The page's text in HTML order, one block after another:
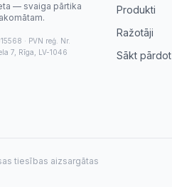
— svaiga pārtika
· PVN reģ. Nr.
7, Rīga, LV-1046
Produkti
Ražotāji
Sākt pārdot
tiesības aizsargātas